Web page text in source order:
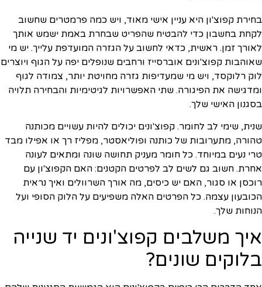
בחירת קפוצ'ון היא עניין אישי מאוד, ויש כמה פרמטרים שחשוב
לקחת בחשבון כדי להבטיח שהפריט שבחרת באמת ישמש אותך
לאורך זמן. ראשית, כדאי לחשוב על הגזרה המועדפת עלייך. יש מי
שאוהבות קפוצ'ונים אוברסייז ורחבים שנופלים יפה על הגוף ויוצרים
לוק רלוקסד, ויש מי שמעדיפות גזרה מחויטת יותר, צמודה לגוף
ומדגישה את הפיגורה. שתי האפשרויות לגיטימיות והבחירה תלויה
בסגנון האישי שלך.
שנית, שימי לב לחומר. קפוצ'ונים יכולים להיות עשויים מכותנה
טהורה, מתערובות של כותנה ופוליאסטר, מפליז רך או אפילו מבד
טרי נעים במיוחד. כל חומר מעניק תחושה שונה ומתאים לעונה
אחרת. חשוב גם לשים לב לפרטים הקטנים: האם הקפוצ'ון עם
רוכסן או סגור, האם יש כיסים, מה אורך השרוולים ואיך נראית
הכובעון עצמה. כל הפרטים האלה משפיעים על הלוק הסופי ועל
הנוחות שלך.
איך משלבים קפוצ'ונים יד שנייה
בלוקים שונים?